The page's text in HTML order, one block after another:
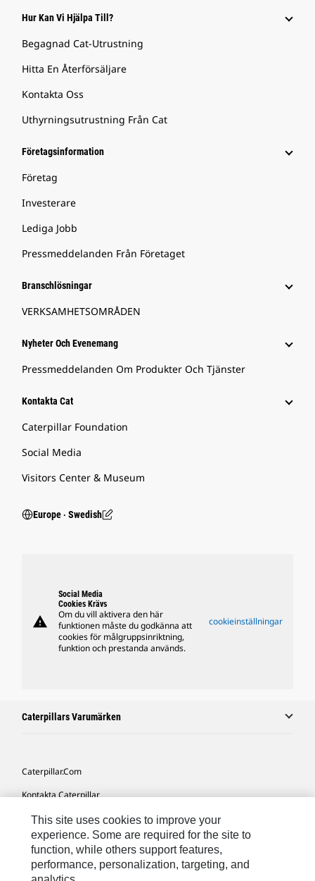
Hur Kan Vi Hjälpa Till?
Begagnad Cat-Utrustning
Hitta En Återförsäljare
Kontakta Oss
Uthyrningsutrustning Från Cat
Företagsinformation
Företag
Investerare
Lediga Jobb
Pressmeddelanden Från Företaget
Branschlösningar
VERKSAMHETSOMRÅDEN
Nyheter Och Evenemang
Pressmeddelanden Om Produkter Och Tjänster
Kontakta Cat
Caterpillar Foundation
Social Media
Visitors Center & Museum
Europe ‧ Swedish
warning
Social Media
Cookies Krävs
Om du vill aktivera den här
funktionen måste du godkänna att
cookies för målgruppsinriktning,
funktion och prestanda används.
cookieinställningar
Caterpillars Varumärken
Caterpillar.com
Kontakta Caterpillar
Mina Marknadsföringspreferenser
Platskarta
Cookie Settings
This site uses cookies to improve your
experience. Some are required for the site to
function, while others support features,
performance, personalization, targeting, and